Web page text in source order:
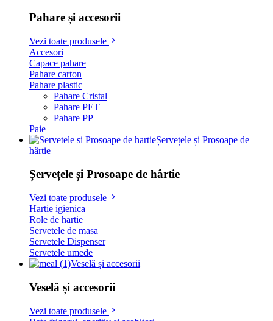
Pahare și accesorii
Vezi toate produsele
Accesori
Capace pahare
Pahare carton
Pahare plastic
Pahare Cristal
Pahare PET
Pahare PP
Paie
Șervețele și Prosoape de
hârtie
Șervețele și Prosoape de hârtie
Vezi toate produsele
Hartie igienica
Role de hartie
Servetele de masa
Servetele Dispenser
Servetele umede
Veselă și accesorii
Veselă și accesorii
Vezi toate produsele